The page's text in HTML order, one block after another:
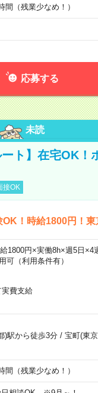
（残業少なめ！）
応募する
未読
ト】在宅OK！
接OK
OK！時給1800円！
1800円×実働8h×週5日
（利用条件有）
費支給
)駅から徒歩3分/ 宝町(東
間（残業少なめ！）